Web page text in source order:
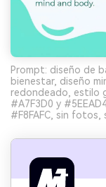
Prompt: diseño de
bienestar, diseño
redondeado, estilo
#A7F3D0 y
#F8FAFC, sin